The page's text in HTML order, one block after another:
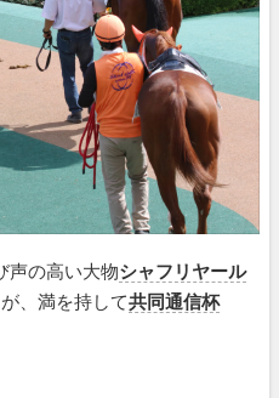
声の高い大物シャフリヤール
、満を持して共同通信杯